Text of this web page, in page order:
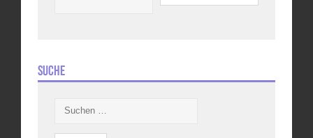
Suche
nach: